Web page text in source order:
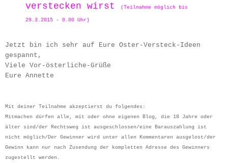
verstecken wirst
(Teilnahme möglich bis
29.3.2015 - 0.00 Uhr)
Jetzt bin ich sehr auf Eure Oster-Versteck-Ideen
gespannt,
Viele Vor-österliche-Grüße
Eure Annette
Mit deiner Teilnahme akzeptierst du folgendes:
Mitmachen dürfen alle, mit oder ohne eigenen Blog, die 18 Jahre oder
älter sind/der Rechtsweg ist ausgeschlossen/eine Barauszahlung ist
nicht möglich/Der Gewinner wird unter allen Kommentaren ausgelost/der
Gewinn kann nur nach Zusendung der kompletten Adresse des Gewinners
zugestellt werden.